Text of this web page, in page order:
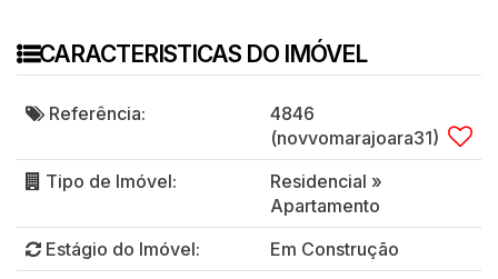
CARACTERISTICAS DO IMÓVEL
Referência:
4846
(novvomarajoara31)
Tipo de Imóvel:
Residencial »
Apartamento
Estágio do Imóvel:
Em Construção